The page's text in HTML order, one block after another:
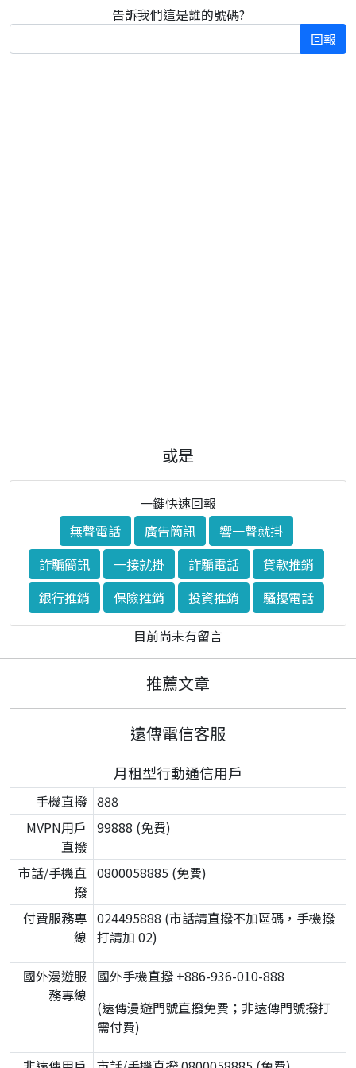
告訴我們這是誰的號碼?
回報
或是
一鍵快速回報
無聲電話
廣告簡訊
響一聲就掛
詐騙簡訊
一接就掛 詐騙電話
貸款推銷
銀行推銷
保險推銷 投資推銷
騷擾電話
目前尚未有留言
推薦文章
遠傳電信客服
月租型行動通信用戶
手機直撥 888
MVPN用戶
直撥
99888 (免費)
市話/手機直
撥
0800058885 (免費)
付費服務專
線
024495888 (市話請直撥不加區碼，手機撥
打請加 02)
國外漫遊服
務專線
國外手機直撥 +886-936-010-888
(遠傳漫遊門號直撥免費；非遠傳門號撥打
需付費)